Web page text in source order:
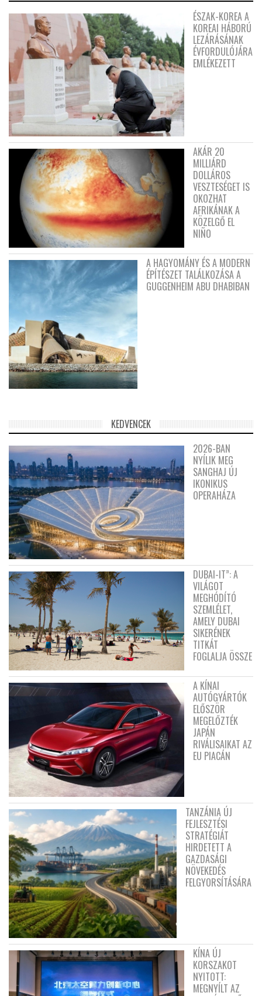
ÉSZAK-KOREA A
KOREAI HÁBORÚ
LEZÁRÁSÁNAK
ÉVFORDULÓJÁRA
EMLÉKEZETT
AKÁR 20
MILLIÁRD
DOLLÁROS
VESZTESÉGET IS
OKOZHAT
AFRIKÁNAK A
KÖZELGŐ EL
NIÑO
A HAGYOMÁNY ÉS A MODERN
ÉPÍTÉSZET TALÁLKOZÁSA A
GUGGENHEIM ABU DHABIBAN
KEDVENCEK
2026-BAN
NYÍLIK MEG
SANGHAJ ÚJ
IKONIKUS
OPERAHÁZA
DUBAI-IT”: A
VILÁGOT
MEGHÓDÍTÓ
SZEMLÉLET,
AMELY DUBAI
SIKERÉNEK
TITKÁT
FOGLALJA ÖSSZE
A KÍNAI
AUTÓGYÁRTÓK
ELŐSZÖR
MEGELŐZTÉK
JAPÁN
RIVÁLISAIKAT AZ
EU PIACÁN
TANZÁNIA ÚJ
FEJLESZTÉSI
STRATÉGIÁT
HIRDETETT A
GAZDASÁGI
NÖVEKEDÉS
FELGYORSÍTÁSÁRA
KÍNA ÚJ
KORSZAKOT
NYITOTT:
MEGNYÍLT AZ